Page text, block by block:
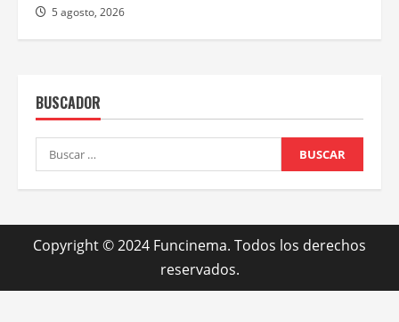
5 agosto, 2026
BUSCADOR
Buscar:
Copyright © 2024 Funcinema. Todos los derechos
reservados.